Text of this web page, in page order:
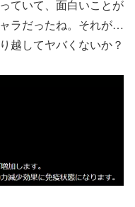
ていて、面白いことが
ラだったね。それが…
越してヤバくないか？